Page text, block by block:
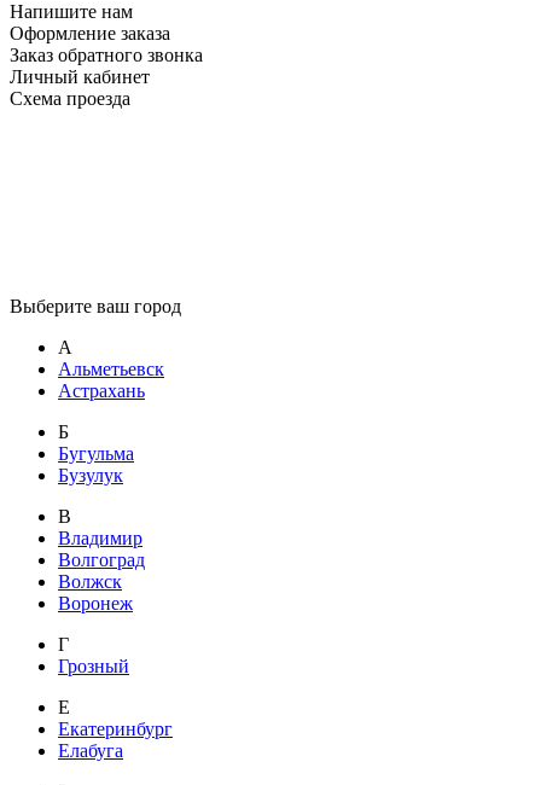
Напишите нам
Оформление заказа
Заказ обратного звонка
Личный кабинет
Схема проезда
Выберите ваш город
А
Альметьевск
Астрахань
Б
Бугульма
Бузулук
В
Владимир
Волгоград
Волжск
Воронеж
Г
Грозный
Е
Екатеринбург
Елабуга